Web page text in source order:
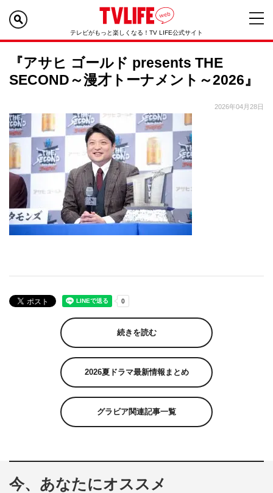
テレビがもっと楽しくなる！TV LIFE公式サイト
『アサヒ ゴールド presents THE
SECOND～漫才トーナメント～2026』
2026年04月28日
続きを読む
2026夏ドラマ最新情報まとめ
グラビア関連記事一覧
今、あなたにオススメ